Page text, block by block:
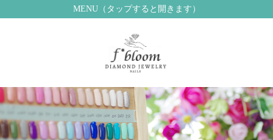
MENU（タップすると開きます）